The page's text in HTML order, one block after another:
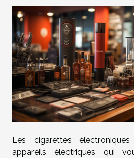
Les cigarettes
appareils électriques qui